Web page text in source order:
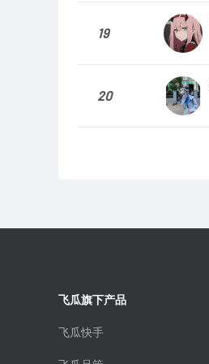
19
20
飞瓜旗下产品
飞瓜快手